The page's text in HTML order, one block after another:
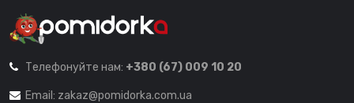
Телефонуйте нам: +380 (67) 009 10 20
Email: zakaz@pomidorka.com.ua